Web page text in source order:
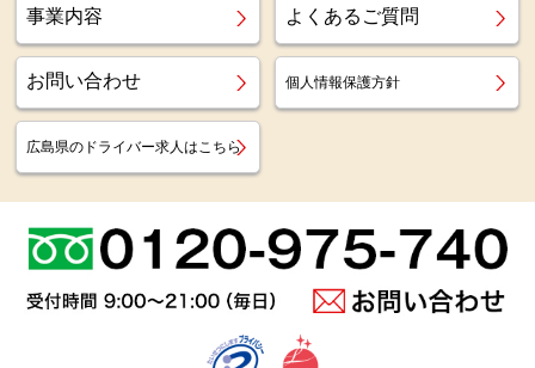
事業内容 よくあるご質問
お問い合わせ 個人情報保護方針
広島県のドライバー求人はこちら